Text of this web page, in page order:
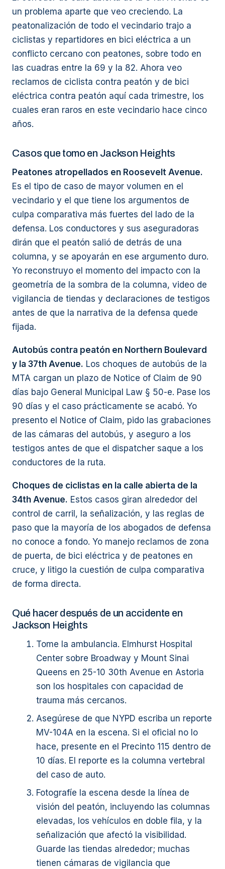
un problema aparte que veo creciendo. La
peatonalización de todo el vecindario trajo a
ciclistas y repartidores en bici eléctrica a un
conflicto cercano con peatones, sobre todo en
las cuadras entre la 69 y la 82. Ahora veo
reclamos de ciclista contra peatón y de bici
eléctrica contra peatón aquí cada trimestre, los
cuales eran raros en este vecindario hace cinco
años.
Casos que tomo en Jackson Heights
Peatones atropellados en Roosevelt Avenue.
Es el tipo de caso de mayor volumen en el
vecindario y el que tiene los argumentos de
culpa comparativa más fuertes del lado de la
defensa. Los conductores y sus aseguradoras
dirán que el peatón salió de detrás de una
columna, y se apoyarán en ese argumento duro.
Yo reconstruyo el momento del impacto con la
geometría de la sombra de la columna, video de
vigilancia de tiendas y declaraciones de testigos
antes de que la narrativa de la defensa quede
fijada.
Autobús contra peatón en Northern Boulevard
y la 37th Avenue. Los choques de autobús de la
MTA cargan un plazo de Notice of Claim de 90
días bajo General Municipal Law § 50-e. Pase los
90 días y el caso prácticamente se acabó. Yo
presento el Notice of Claim, pido las grabaciones
de las cámaras del autobús, y aseguro a los
testigos antes de que el dispatcher saque a los
conductores de la ruta.
Choques de ciclistas en la calle abierta de la
34th Avenue. Estos casos giran alrededor del
control de carril, la señalización, y las reglas de
paso que la mayoría de los abogados de defensa
no conoce a fondo. Yo manejo reclamos de zona
de puerta, de bici eléctrica y de peatones en
cruce, y litigo la cuestión de culpa comparativa
de forma directa.
Qué hacer después de un accidente en
Jackson Heights
Tome la ambulancia. Elmhurst Hospital
Center sobre Broadway y Mount Sinai
Queens en 25-10 30th Avenue en Astoria
son los hospitales con capacidad de
trauma más cercanos.
Asegúrese de que NYPD escriba un reporte
MV-104A en la escena. Si el oficial no lo
hace, presente en el Precinto 115 dentro de
10 días. El reporte es la columna vertebral
del caso de auto.
Fotografíe la escena desde la línea de
visión del peatón, incluyendo las columnas
elevadas, los vehículos en doble fila, y la
señalización que afectó la visibilidad.
Guarde las tiendas alrededor; muchas
tienen cámaras de vigilancia que